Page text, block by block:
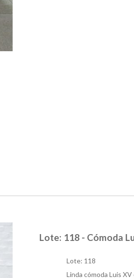
Lote: 118 - Cómoda
Lote: 118
Linda cómoda Luis